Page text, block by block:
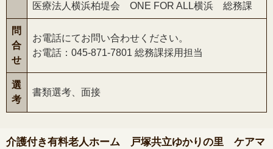
医療法人横浜柏堤会 ONE FOR ALL横浜 総務課
問
合
せ
お電話にてお問い合わせください。
お電話：045-871-7801 総務課採用担当
選
考
書類選考、面接
介護付き有料老人ホーム 戸塚共立ゆかりの里 ケアマ